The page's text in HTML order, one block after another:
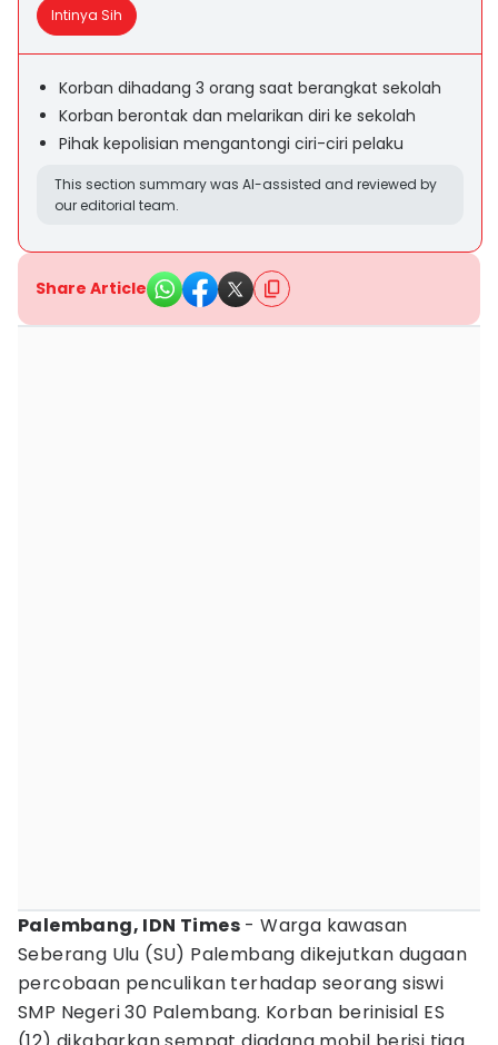
Intinya Sih
Korban dihadang 3 orang saat berangkat sekolah
Korban berontak dan melarikan diri ke sekolah
Pihak kepolisian mengantongi ciri-ciri pelaku
This section summary was AI-assisted and reviewed by
our editorial team.
Share Article
Palembang, IDN Times - Warga kawasan
Seberang Ulu (SU) Palembang dikejutkan dugaan
percobaan penculikan terhadap seorang siswi
SMP Negeri 30 Palembang. Korban berinisial ES